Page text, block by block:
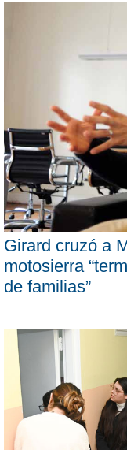
Girard cruzó a
motosierra
de familias”